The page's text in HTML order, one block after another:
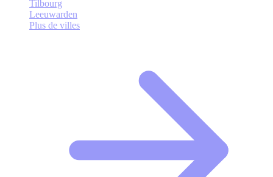
Tilbourg
Leeuwarden
Plus de villes